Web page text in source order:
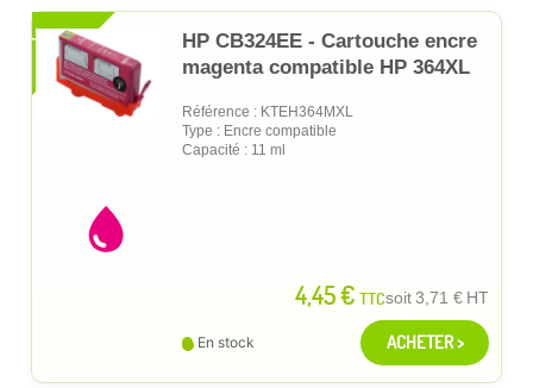
XL
HP CB324EE - Cartouche encre
magenta compatible HP 364XL
Référence : KTEH364MXL
Type : Encre compatible
Capacité : 11 ml
4,45 € TTCsoit3,71 € HT
En stock ACHETER >